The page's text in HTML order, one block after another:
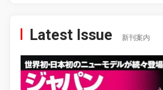
Latest Issue 新刊案内